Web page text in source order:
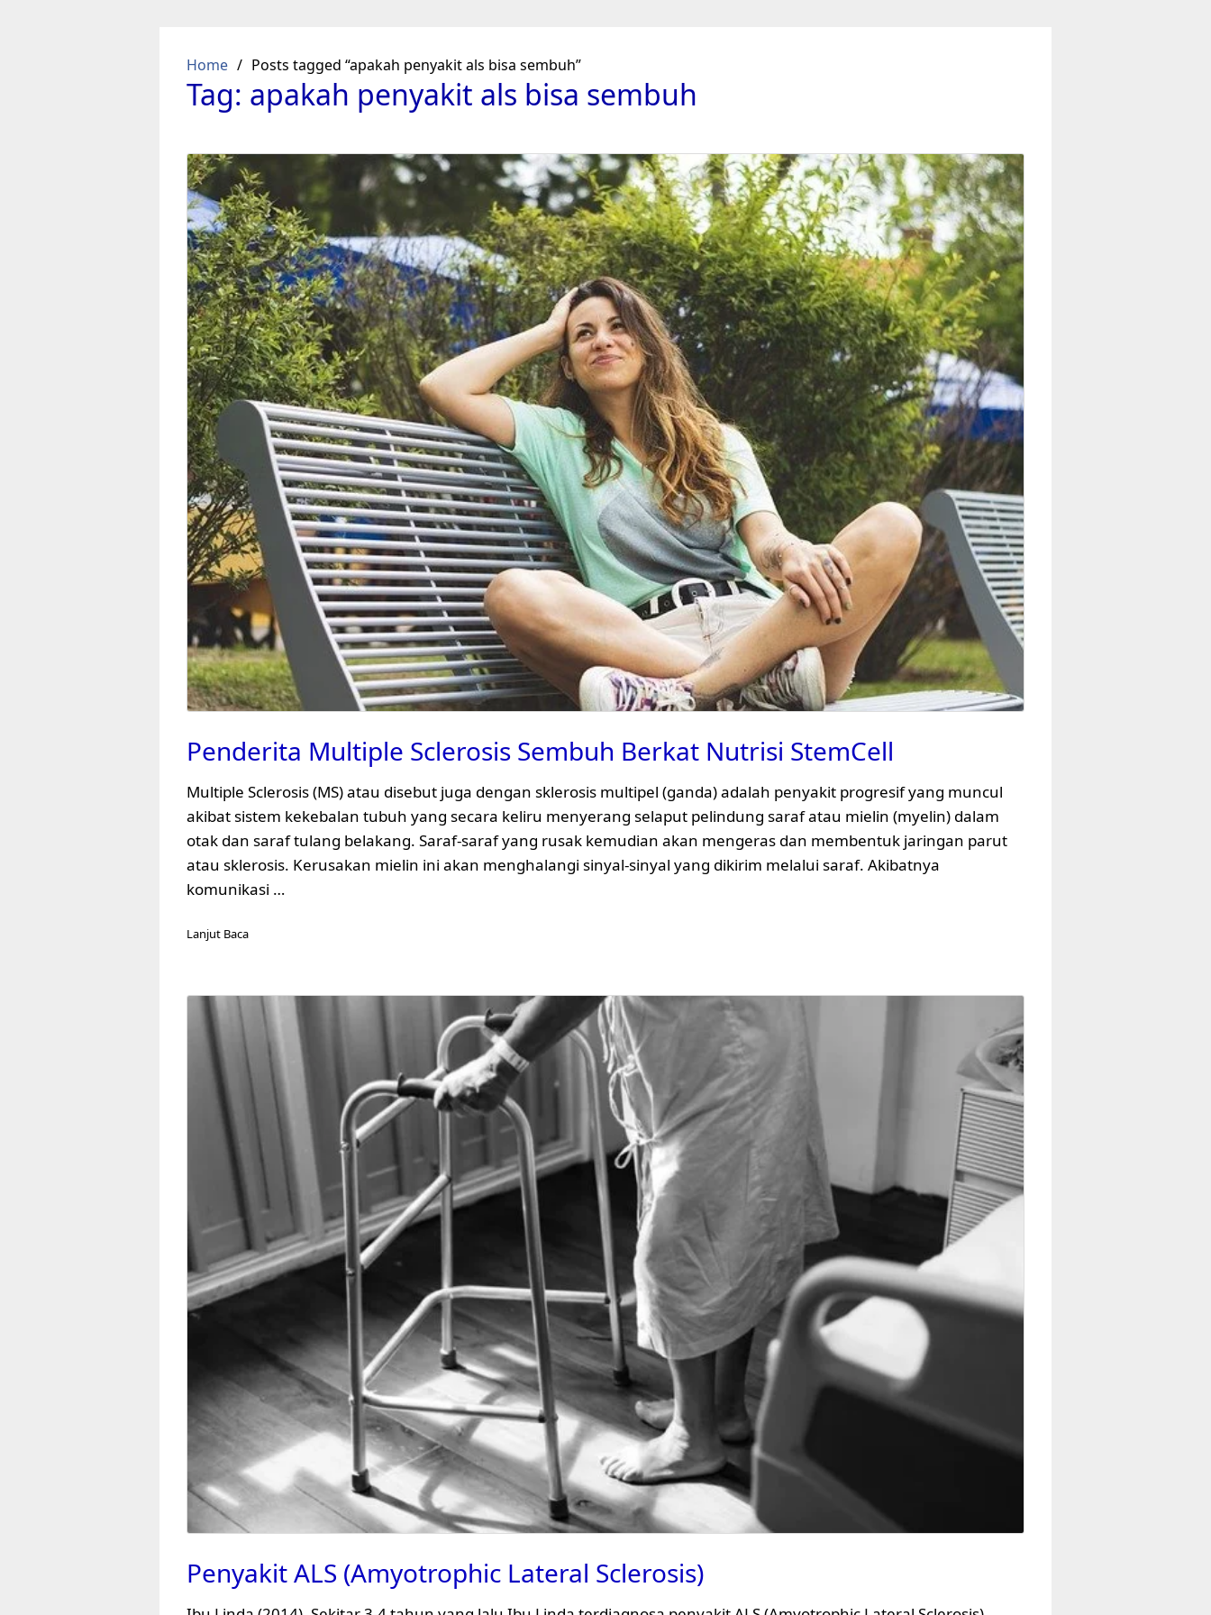
Home Posts tagged “apakah penyakit als bisa sembuh”
Tag: apakah penyakit als bisa sembuh
Penderita Multiple Sclerosis Sembuh Berkat Nutrisi StemCell
Multiple Sclerosis (MS) atau disebut juga dengan sklerosis multipel (ganda) adalah penyakit progresif yang muncul
akibat sistem kekebalan tubuh yang secara keliru menyerang selaput pelindung saraf atau mielin (myelin) dalam
otak dan saraf tulang belakang. Saraf-saraf yang rusak kemudian akan mengeras dan membentuk jaringan parut
atau sklerosis. Kerusakan mielin ini akan menghalangi sinyal-sinyal yang dikirim melalui saraf. Akibatnya
komunikasi …
Lanjut Baca
Penyakit ALS (Amyotrophic Lateral Sclerosis)